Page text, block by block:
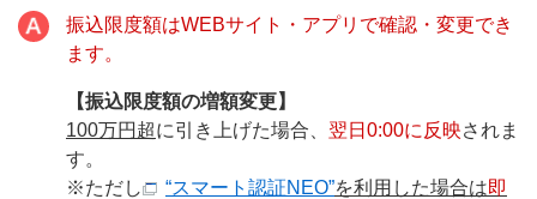
振込限度額はWEBサイト・アプリで確認・変更でき
ます。
【振込限度額の増額変更】
100万円超に引き上げた場合、 翌日0:00に反映されま
す。
※ただし
“スマート認証NEO”を利用した場合は即